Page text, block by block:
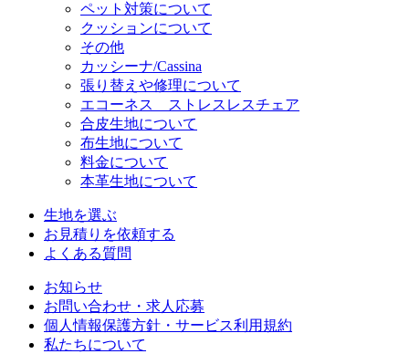
ペット対策について
クッションについて
その他
カッシーナ/Cassina
張り替えや修理について
エコーネス ストレスレスチェア
合皮生地について
布生地について
料金について
本革生地について
生地を選ぶ
お見積りを依頼する
よくある質問
お知らせ
お問い合わせ・求人応募
個人情報保護方針・サービス利用規約
私たちについて